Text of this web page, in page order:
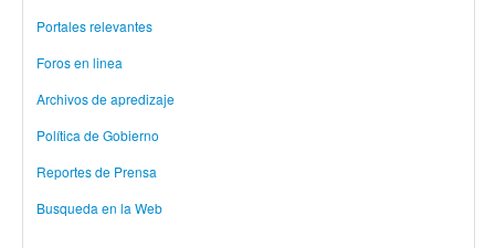
Portales relevantes
Foros en linea
Archivos de apredizaje
Política de Gobierno
Reportes de Prensa
Busqueda en la Web